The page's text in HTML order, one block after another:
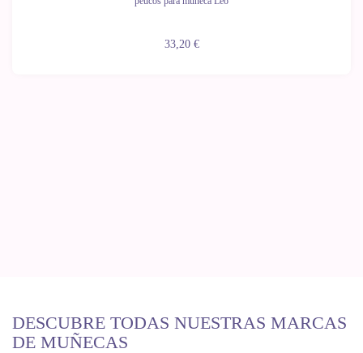
33,20 €
DESCUBRE TODAS NUESTRAS MARCAS
DE MUÑECAS